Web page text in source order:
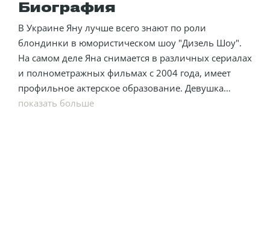
Биография
В Украине Яну лучше всего знают по роли
блондинки в юмористическом шоу "Дизель Шоу".
На самом деле Яна снимается в различных сериалах
и полнометражных фильмах с 2004 года, имеет
профильное актерское образование. Девушка
очень любит животных, занимается
показать больше